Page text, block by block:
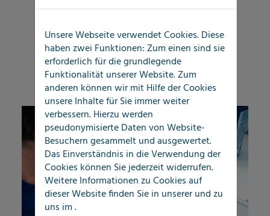
Unsere Webseite verwendet Cookies. Diese
haben zwei Funktionen: Zum einen sind sie
erforderlich für die grundlegende
Funktionalität unserer Website. Zum
anderen können wir mit Hilfe der Cookies
unsere Inhalte für Sie immer weiter
verbessern. Hierzu werden
pseudonymisierte Daten von Website-
Besuchern gesammelt und ausgewertet.
Das Einverständnis in die Verwendung der
Cookies können Sie jederzeit widerrufen.
Weitere Informationen zu Cookies auf
dieser Website finden Sie in unsererund zu
uns im.